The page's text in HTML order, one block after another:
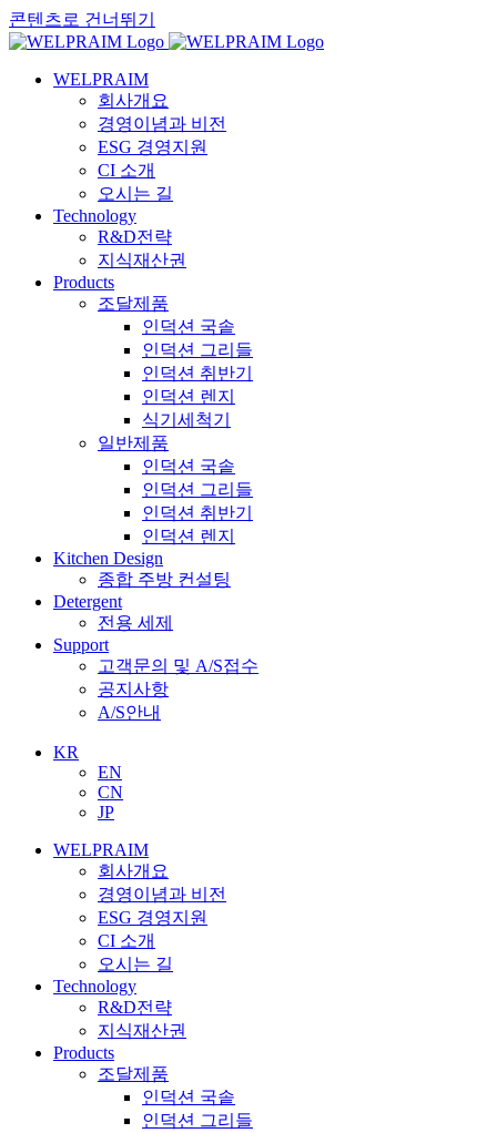
콘텐츠로 건너뛰기
WELPRAIM
회사개요
경영이념과 비전
ESG 경영지원
CI 소개
오시는 길
Technology
R&D전략
지식재산권
Products
조달제품
인덕션 국솥
인덕션 그리들
인덕션 취반기
인덕션 렌지
식기세척기
일반제품
인덕션 국솥
인덕션 그리들
인덕션 취반기
인덕션 렌지
Kitchen Design
종합 주방 컨설팅
Detergent
전용 세제
Support
고객문의 및 A/S접수
공지사항
A/S안내
KR
EN
CN
JP
WELPRAIM
회사개요
경영이념과 비전
ESG 경영지원
CI 소개
오시는 길
Technology
R&D전략
지식재산권
Products
조달제품
인덕션 국솥
인덕션 그리들